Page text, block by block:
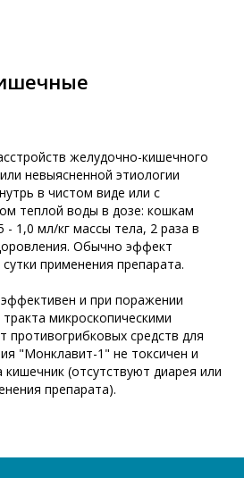
желудочно-кишечного
невыясненной этиологии
в чистом виде или с
теплой воды в дозе: кошкам
- 1,0 мл/кг массы тела, 2 раза в
Обычно эффект
применения препарата.
и при поражении
микроскопическими
противогрибковых средств для
"Монклавит-1" не токсичен и
кишечник (отсутствуют диарея или
препарата).